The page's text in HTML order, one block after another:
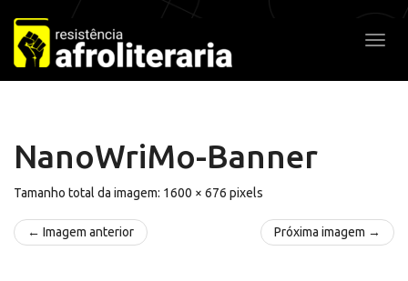
Pular
para
o
conteúdo
NanoWriMo-Banner
Tamanho total da imagem: 1600 × 676 pixels
← Imagem anterior Próxima imagem →